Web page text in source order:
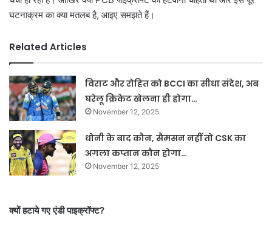
घटनाक्रम का क्या मतलब है, आइए समझते हैं।
Related Articles
विराट और रोहित को BCCI का सीधा संदेश, अब
घरेलू क्रिकेट खेलना ही होगा…
November 12, 2025
धोनी के बाद कौन, सैमसन नहीं तो CSK का
अगला कप्तान कौन होगा…
November 12, 2025
क्यों हटाये गए एंडी पाइक्रॉफ्ट?